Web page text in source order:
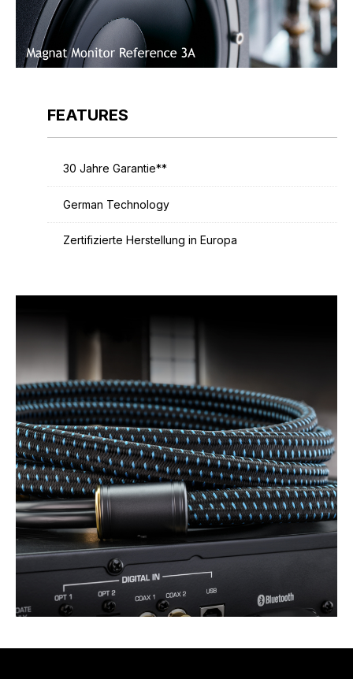
FEATURES
30 Jahre Garantie**
German Technology
Zertifizierte Herstellung in Europa